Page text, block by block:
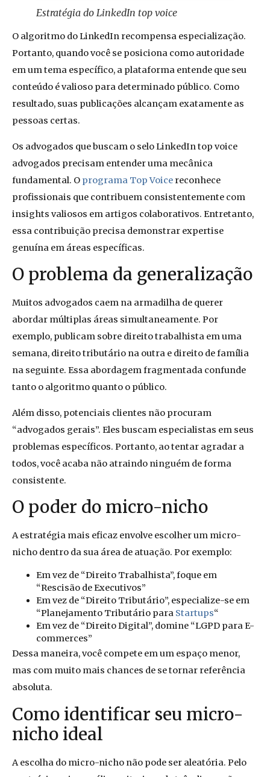
Estratégia do LinkedIn top voice
O algoritmo do LinkedIn recompensa especialização.
Portanto, quando você se posiciona como autoridade
em um tema específico, a plataforma entende que seu
conteúdo é valioso para determinado público. Como
resultado, suas publicações alcançam exatamente as
pessoas certas.
Os advogados que buscam o selo LinkedIn top voice
advogados precisam entender uma mecânica
fundamental. O programa Top Voice reconhece
profissionais que contribuem consistentemente com
insights valiosos em artigos colaborativos. Entretanto,
essa contribuição precisa demonstrar expertise
genuína em áreas específicas.
O problema da generalização
Muitos advogados caem na armadilha de querer
abordar múltiplas áreas simultaneamente. Por
exemplo, publicam sobre direito trabalhista em uma
semana, direito tributário na outra e direito de família
na seguinte. Essa abordagem fragmentada confunde
tanto o algoritmo quanto o público.
Além disso, potenciais clientes não procuram
“advogados gerais”. Eles buscam especialistas em seus
problemas específicos. Portanto, ao tentar agradar a
todos, você acaba não atraindo ninguém de forma
consistente.
O poder do micro-nicho
A estratégia mais eficaz envolve escolher um micro-
nicho dentro da sua área de atuação. Por exemplo:
Em vez de “Direito Trabalhista”, foque em
“Rescisão de Executivos”
Em vez de “Direito Tributário”, especialize-se em
“Planejamento Tributário para Startups“
Em vez de “Direito Digital”, domine “LGPD para E-
commerces”
Dessa maneira, você compete em um espaço menor,
mas com muito mais chances de se tornar referência
absoluta.
Como identificar seu micro-
nicho ideal
A escolha do micro-nicho não pode ser aleatória. Pelo